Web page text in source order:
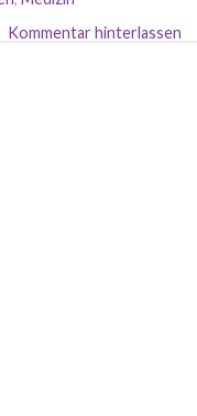
Kommentar hinterlassen